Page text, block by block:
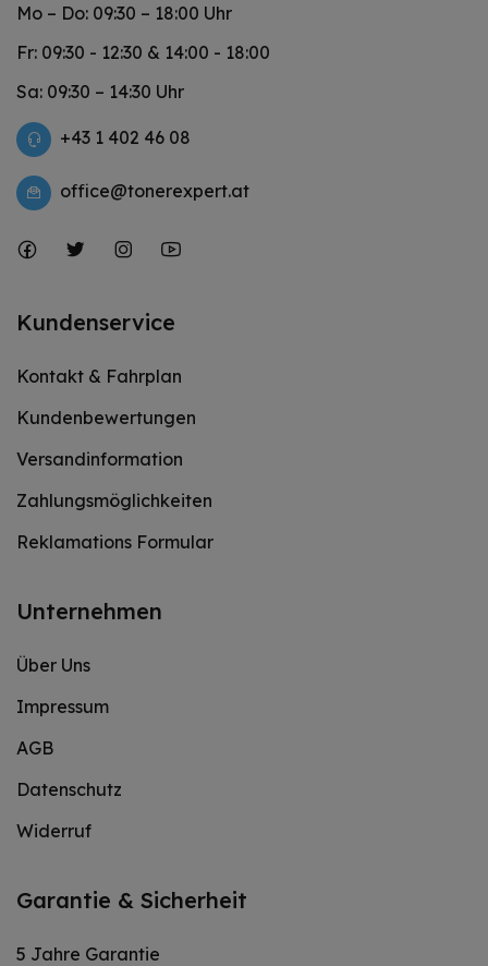
Mo – Do: 09:30 – 18:00 Uhr
Fr: 09:30 - 12:30 & 14:00 - 18:00
Sa: 09:30 – 14:30 Uhr
+43 1 402 46 08
office@tonerexpert.at
Kundenservice
Kontakt & Fahrplan
Kundenbewertungen
Versandinformation
Zahlungsmöglichkeiten
Reklamations Formular
Unternehmen
Über Uns
Impressum
AGB
Datenschutz
Widerruf
Garantie & Sicherheit
5 Jahre Garantie